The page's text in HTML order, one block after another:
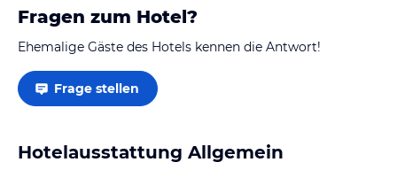
Fragen zum Hotel?
Ehemalige Gäste des Hotels kennen die Antwort!
Frage stellen
Hotelausstattung Allgemein